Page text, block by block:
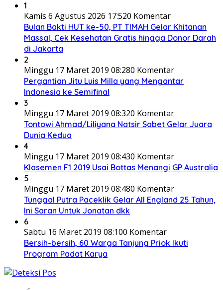
1
Kamis 6 Agustus 2026 17:520 Komentar
Bulan Bakti HUT ke-50, PT TIMAH Gelar Khitanan
Massal, Cek Kesehatan Gratis hingga Donor Darah
di Jakarta
2
Minggu 17 Maret 2019 08:280 Komentar
Pergantian Jitu Luis Milla yang Mengantar
Indonesia ke Semifinal
3
Minggu 17 Maret 2019 08:320 Komentar
Tontowi Ahmad/Liliyana Natsir Sabet Gelar Juara
Dunia Kedua
4
Minggu 17 Maret 2019 08:430 Komentar
Klasemen F1 2019 Usai Bottas Menangi GP Australia
5
Minggu 17 Maret 2019 08:480 Komentar
Tunggal Putra Paceklik Gelar All England 25 Tahun,
Ini Saran Untuk Jonatan dkk
6
Sabtu 16 Maret 2019 08:100 Komentar
Bersih-bersih, 60 Warga Tanjung Priok Ikuti
Program Padat Karya